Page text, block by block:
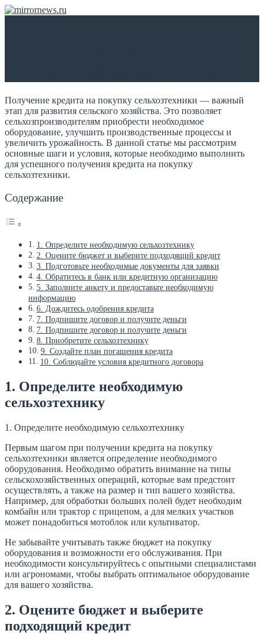
Получение кредита на покупку сельхозтехники — важный
этап для развития сельского хозяйства. Это позволяет
сельхозпроизводителям приобрести необходимое
оборудование, улучшить производственные процессы и
увеличить урожайность. В данной статье мы рассмотрим
основные шаги и условия, которые необходимо выполнить
для успешного получения кредита на покупку
сельхозтехники.
Содержание
1. Определите необходимую сельхозтехнику
2. Оцените бюджет и выберите подходящий кредит
3. Подготовьте необходимые документы для заявки
4. Обратитесь в банк или кредитную организацию
5. Заполните анкету и предоставьте необходимую
информацию
6. Дождитесь одобрения кредита
7. Подпишите договор и получите деньги
7. Подпишите договор и получите деньги
8. Приобретите сельхозтехнику
9. Создайте план погашения кредита
10. Соблюдайте условия кредитного договора
1. Определите необходимую
сельхозтехнику
1. Определите необходимую сельхозтехнику
Первым шагом при получении кредита на покупку
сельхозтехники является определение необходимого
оборудования. Необходимо обратить внимание на типы
сельскохозяйственных операций, которые вам предстоит
осуществлять, а также на размер и тип вашего хозяйства.
Например, для обработки больших полей будет необходим
комбайн или трактор с прицепом, а для мелких участков
может понадобиться мотоблок или культиватор.
Не забывайте учитывать также бюджет на покупку
оборудования и возможности его обслуживания. При
необходимости консультируйтесь с опытными специалистами
или агрономами, чтобы выбрать оптимальное оборудование
для вашего хозяйства.
2. Оцените бюджет и выберите
подходящий кредит